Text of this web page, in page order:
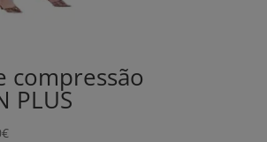
compressão
PLUS
€Price